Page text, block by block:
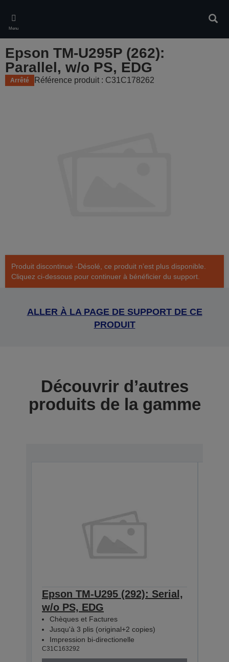
main
content
Menu
Epson TM-U295P (262):
Parallel, w/o PS, EDG
Arrêté Référence produit : C31C178262
Produit discontinué -Désolé, ce produit n’est plus disponible.
Cliquez ci-dessous pour continuer à bénéficier du support.
ALLER À LA PAGE DE SUPPORT DE CE
PRODUIT
Découvrir d’autres
produits de la gamme
Epson TM-U295 (292): Serial,
w/o PS, EDG
Chèques et Factures
Jusqu'à 3 plis (original+2 copies)
Impression bi-directionelle
C31C163292